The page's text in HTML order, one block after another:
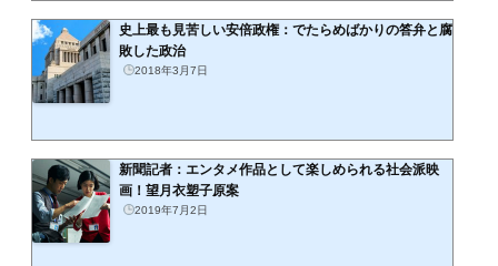
史上最も見苦しい安倍政権：でたらめばかりの答弁と腐
敗した政治
2018年3月7日
新聞記者：エンタメ作品として楽しめられる社会派映
画！望月衣塑子原案
2019年7月2日